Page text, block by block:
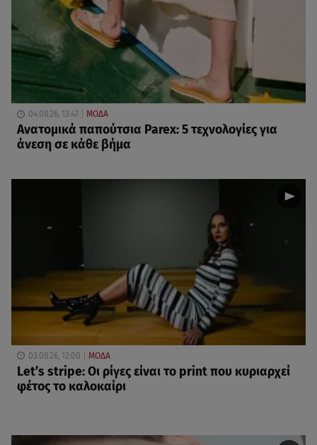
04.08.26, 13:47 ΜΟΔΑ
Ανατομικά παπούτσια Parex: 5 τεχνολογίες για
άνεση σε κάθε βήμα
03.08.26, 12:00 ΜΟΔΑ
Let’s stripe: Οι ρίγες είναι το print που κυριαρχεί
φέτος το καλοκαίρι